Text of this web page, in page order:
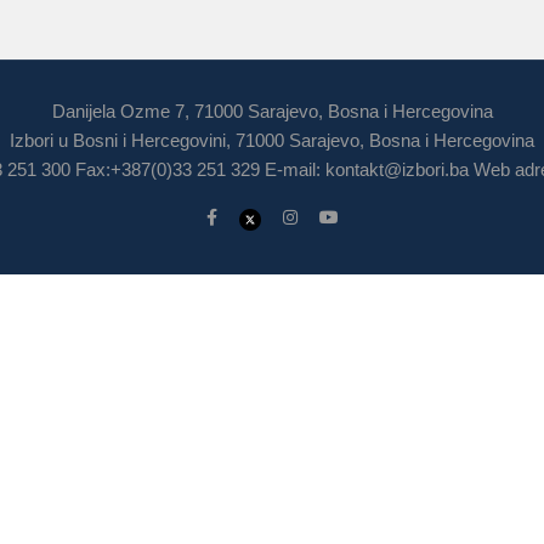
Danijela Ozme 7, 71000 Sarajevo, Bosna i Hercegovina
Izbori u Bosni i Hercegovini, 71000 Sarajevo, Bosna i Hercegovina
251 300 Fax:+387(0)33 251 329 E-mail: kontakt@izbori.baWeb